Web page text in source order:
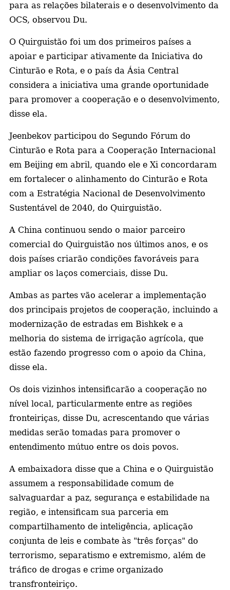
para as relações bilaterais e o desenvolvimento da
OCS, observou Du.
O Quirguistão foi um dos primeiros países a
apoiar e participar ativamente da Iniciativa do
Cinturão e Rota, e o país da Ásia Central
considera a iniciativa uma grande oportunidade
para promover a cooperação e o desenvolvimento,
disse ela.
Jeenbekov participou do Segundo Fórum do
Cinturão e Rota para a Cooperação Internacional
em Beijing em abril, quando ele e Xi concordaram
em fortalecer o alinhamento do Cinturão e Rota
com a Estratégia Nacional de Desenvolvimento
Sustentável de 2040, do Quirguistão.
A China continuou sendo o maior parceiro
comercial do Quirguistão nos últimos anos, e os
dois países criarão condições favoráveis para
ampliar os laços comerciais, disse Du.
Ambas as partes vão acelerar a implementação
dos principais projetos de cooperação, incluindo a
modernização de estradas em Bishkek e a
melhoria do sistema de irrigação agrícola, que
estão fazendo progresso com o apoio da China,
disse ela.
Os dois vizinhos intensificarão a cooperação no
nível local, particularmente entre as regiões
fronteiriças, disse Du, acrescentando que várias
medidas serão tomadas para promover o
entendimento mútuo entre os dois povos.
A embaixadora disse que a China e o Quirguistão
assumem a responsabilidade comum de
salvaguardar a paz, segurança e estabilidade na
região, e intensificam sua parceria em
compartilhamento de inteligência, aplicação
conjunta de leis e combate às "três forças" do
terrorismo, separatismo e extremismo, além de
tráfico de drogas e crime organizado
transfronteiriço.